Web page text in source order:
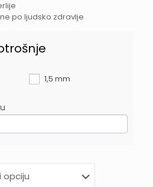
po ljudsko zdravlje
1,5 mm